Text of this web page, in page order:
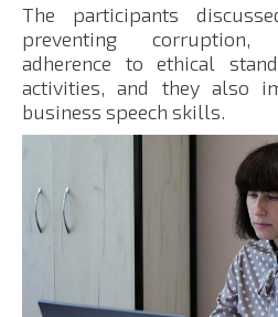
The participants
preventing
adherence to ethical
activities, and they also
business speech skills.